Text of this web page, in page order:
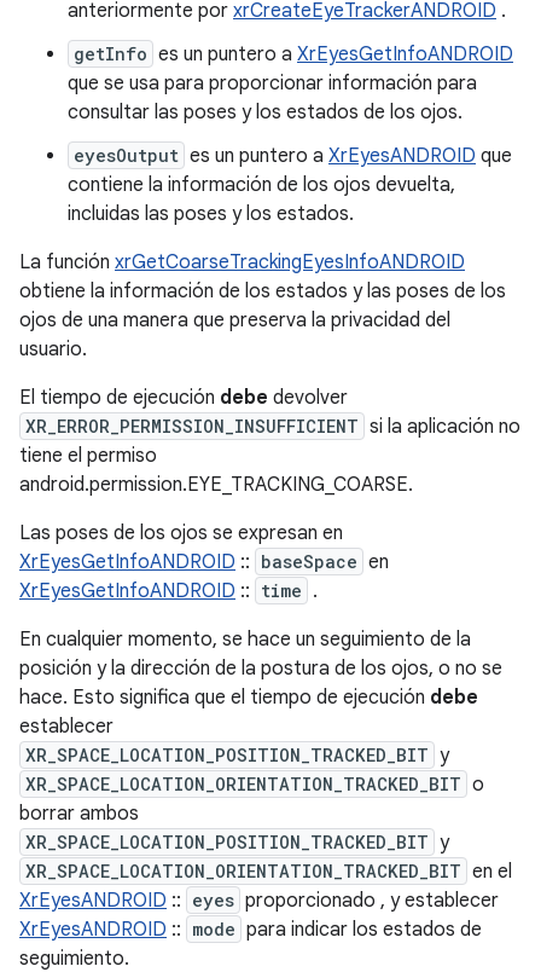
anteriormente por xrCreateEyeTrackerANDROID .
getInfo es un puntero a XrEyesGetInfoANDROID
que se usa para proporcionar información para
consultar las poses y los estados de los ojos.
eyesOutput es un puntero a XrEyesANDROID que
contiene la información de los ojos devuelta,
incluidas las poses y los estados.
La función xrGetCoarseTrackingEyesInfoANDROID
obtiene la información de los estados y las poses de los
ojos de una manera que preserva la privacidad del
usuario.
El tiempo de ejecución debe devolver
XR_ERROR_PERMISSION_INSUFFICIENT si la aplicación no
tiene el permiso
android.permission.EYE_TRACKING_COARSE.
Las poses de los ojos se expresan en
XrEyesGetInfoANDROID :: baseSpace en
XrEyesGetInfoANDROID :: time .
En cualquier momento, se hace un seguimiento de la
posición y la dirección de la postura de los ojos, o no se
hace. Esto significa que el tiempo de ejecución debe
establecer
XR_SPACE_LOCATION_POSITION_TRACKED_BIT y
XR_SPACE_LOCATION_ORIENTATION_TRACKED_BIT o
borrar ambos
XR_SPACE_LOCATION_POSITION_TRACKED_BIT y
XR_SPACE_LOCATION_ORIENTATION_TRACKED_BIT en el
XrEyesANDROID :: eyes proporcionado , y establecer
XrEyesANDROID :: mode para indicar los estados de
seguimiento.